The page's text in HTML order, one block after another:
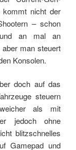
kommt nicht der
– schon
an mal an
man steuert
Konsolen.
doch auf das
steuern
als mit
jedoch ohne
blitzschnelles
Gamepad und